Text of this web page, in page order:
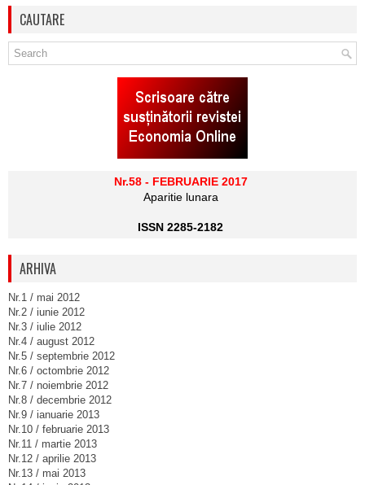
CAUTARE
Nr.58 - FEBRUARIE 2017
Aparitie lunara
ISSN 2285-2182
ARHIVA
Nr.1 / mai 2012
Nr.2 / iunie 2012
Nr.3 / iulie 2012
Nr.4 / august 2012
Nr.5 / septembrie 2012
Nr.6 / octombrie 2012
Nr.7 / noiembrie 2012
Nr.8 / decembrie 2012
Nr.9 / ianuarie 2013
Nr.10 / februarie 2013
Nr.11 / martie 2013
Nr.12 / aprilie 2013
Nr.13 / mai 2013